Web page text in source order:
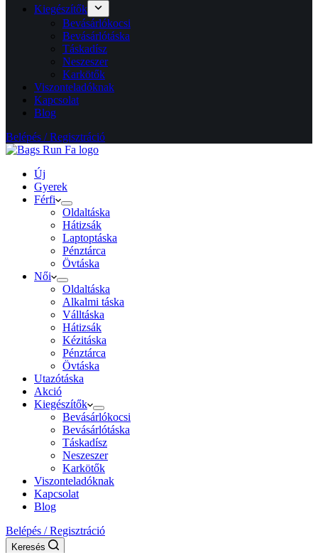
Kiegészítők
Bevásárlókocsi
Bevásárlótáska
Táskadísz
Neszeszer
Karkötők
Viszonteladóknak
Kapcsolat
Blog
Belépés / Regisztráció
Új
Gyerek
Férfi
Oldaltáska
Hátizsák
Laptoptáska
Pénztárca
Övtáska
Női
Oldaltáska
Alkalmi táska
Válltáska
Hátizsák
Kézitáska
Pénztárca
Övtáska
Utazótáska
Akció
Kiegészítők
Bevásárlókocsi
Bevásárlótáska
Táskadísz
Neszeszer
Karkötők
Viszonteladóknak
Kapcsolat
Blog
Belépés / Regisztráció
Keresés